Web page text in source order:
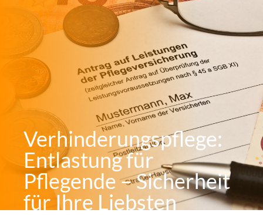
Verhinderungspflege:
Entlastung für
Pflegende – Sicherheit
für Ihre Liebsten